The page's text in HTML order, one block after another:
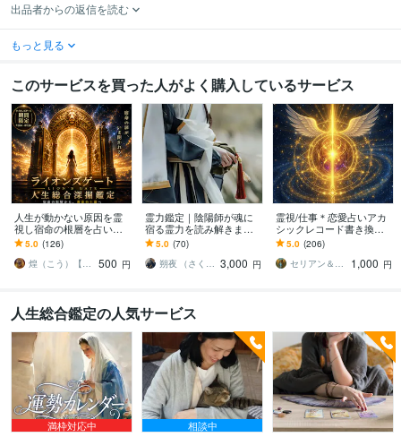
出品者からの返信を読む
もっと見る
このサービスを買った人がよく購入しているサービス
人生が動かない原因を霊
視し宿命の根層を占いま
す 繰り返す停滞の本質を
明らかにし、未来好転へ
の次の一歩を照らす
5.0 (126)
煌（こう）【宿命根層霊視師】
500 円
霊力鑑定｜陰陽師が魂に
宿る霊力を読み解きます
霊力・霊感・魂の響きを
陰陽師の視点で深く鑑定
します
5.0 (70)
朔夜 （さくや）｜霊視鑑定士・陰陽師 3,000 円
霊視/仕事＊恋愛占いアカ
シックレコード書き換え
ます ご懐妊報告多数※恋愛
＊子宝＊不倫＊転職占い※
人生全般
5.0 (206)
セリアン＆ソル中央太陽
1,000 円
人生総合鑑定の人気サービス
満枠対応中
相談中